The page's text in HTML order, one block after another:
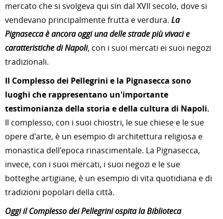
mercato che si svolgeva qui sin dal XVII secolo, dove si
vendevano principalmente frutta e verdura. La
Pignasecca è ancora oggi una delle strade più vivaci e
caratteristiche di Napoli, con i suoi mercati ei suoi negozi
tradizionali.
Il Complesso dei Pellegrini e la Pignasecca sono
luoghi che rappresentano un'importante
testimonianza della storia e della cultura di Napoli.
Il complesso, con i suoi chiostri, le sue chiese e le sue
opere d'arte, è un esempio di architettura religiosa e
monastica dell'epoca rinascimentale. La Pignasecca,
invece, con i suoi mercati, i suoi negozi e le sue
botteghe artigiane, è un esempio di vita quotidiana e di
tradizioni popolari della città.
Oggi il Complesso dei Pellegrini ospita la Biblioteca